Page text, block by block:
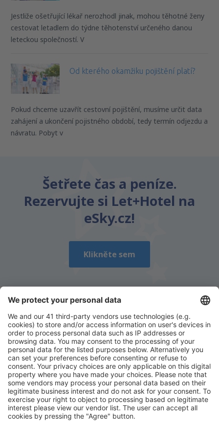
Jestliže ošetřující lékař nerozhodl jinak, mohou těhotné ženy
cestovat letadlem do týdne těhotenství určeného danou
leteckou společností. V
Od kterého okamžiku pojištění platí?
Pokud chceme uzavřít cestovní pojištění, musíme určit data
zahájení a ukončení pojistného období, tedy termín odjezdu a
návratu. Pobyt v
Šetřete čas a peníze.
Rezervujte si Let+Hotel na
eSky.cz!
Klikněte sem
Stáhněte si naši aplikacia plánujte své cesty
pohodlně